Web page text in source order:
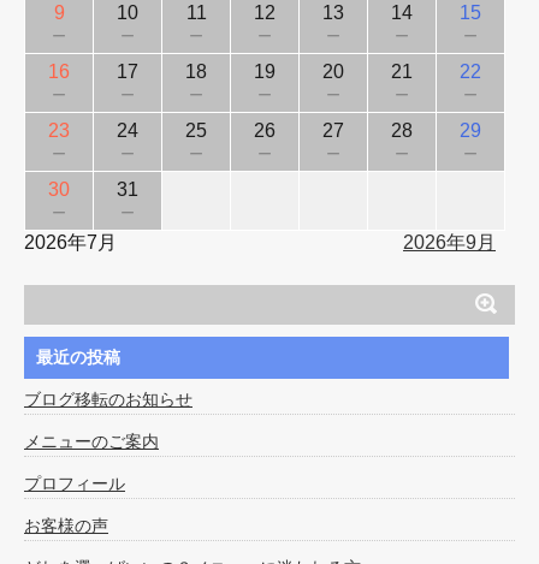
9
－
10
－
11
－
12
－
13
－
14
－
15
－
16
－
17
－
18
－
19
－
20
－
21
－
22
－
23
－
24
－
25
－
26
－
27
－
28
－
29
－
30
－
31
－
2026年7月 2026年9月
最近の投稿
ブログ移転のお知らせ
メニューのご案内
プロフィール
お客様の声